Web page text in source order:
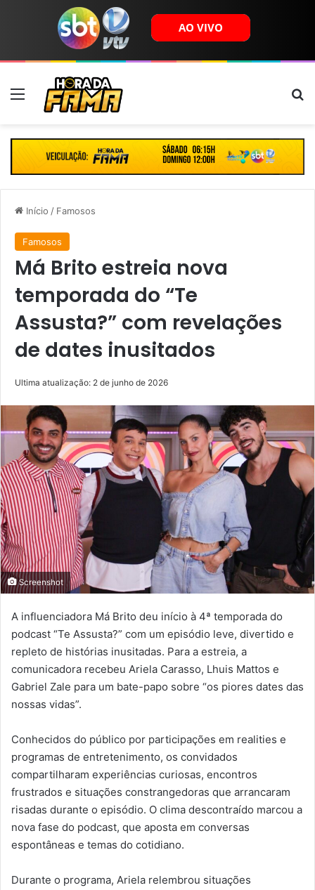
Menu
Início / Famosos
Famosos
Má Brito estreia nova
temporada do “Te
Assusta?” com revelações
de dates inusitados
Ultima atualização: 2 de junho de 2026
Screenshot
A influenciadora Má Brito deu início à 4ª temporada do
podcast “Te Assusta?” com um episódio leve, divertido e
repleto de histórias inusitadas. Para a estreia, a
comunicadora recebeu Ariela Carasso, Lhuis Mattos e
Gabriel Zale para um bate-papo sobre “os piores dates das
nossas vidas”.
Conhecidos do público por participações em realities e
programas de entretenimento, os convidados
compartilharam experiências curiosas, encontros
frustrados e situações constrangedoras que arrancaram
risadas durante o episódio. O clima descontraído marcou a
nova fase do podcast, que aposta em conversas
espontâneas e temas do cotidiano.
Durante o programa, Ariela relembrou situações